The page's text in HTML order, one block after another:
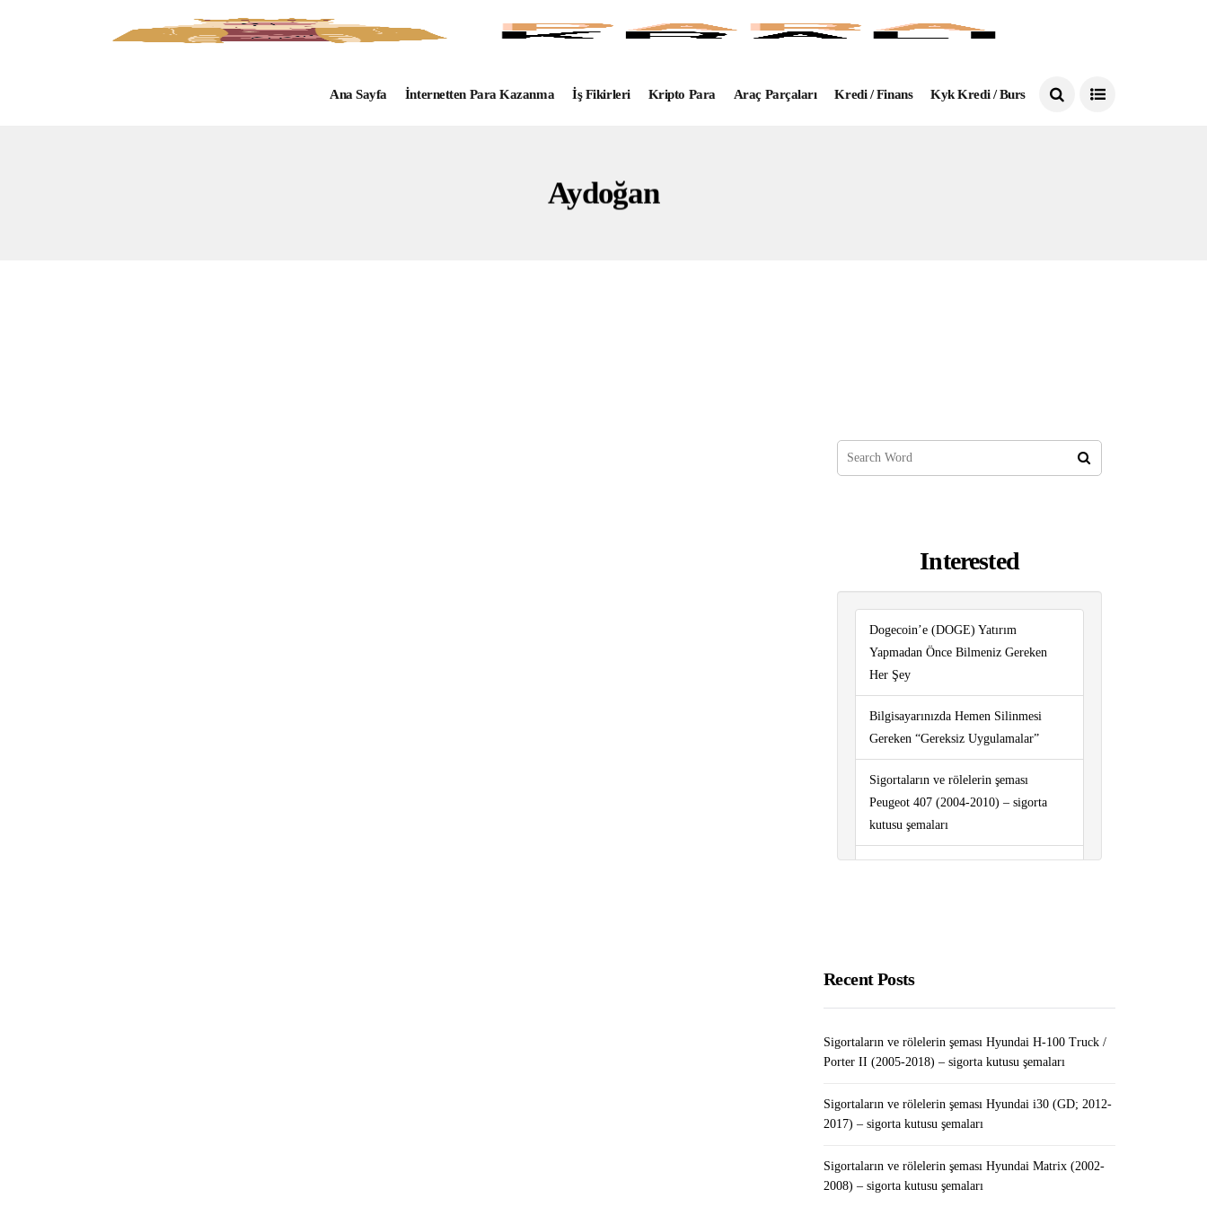
Ana Sayfa İnternetten Para Kazanma İş Fikirleri Kripto Para Araç Parçaları Kredi / Finans Kyk Kredi / Burs
Aydoğan
Interested
Dogecoin’e (DOGE) Yatırım
Yapmadan Önce Bilmeniz Gereken
Her Şey
Bilgisayarınızda Hemen Silinmesi
Gereken “Gereksiz Uygulamalar”
Sigortaların ve rölelerin şeması
Peugeot 407 (2004-2010) – sigorta
kutusu şemaları
Renault Kangoo II (2007-2020) –
Kredi Notu Nedir, Nasıl Yükselir?
Anlamları
Recent Posts
Sigortaların ve rölelerin şeması Hyundai H-100 Truck /
Porter II (2005-2018) – sigorta kutusu şemaları
Sigortaların ve rölelerin şeması Hyundai i30 (GD; 2012-
2017) – sigorta kutusu şemaları
Sigortaların ve rölelerin şeması Hyundai Matrix (2002-
2008) – sigorta kutusu şemaları